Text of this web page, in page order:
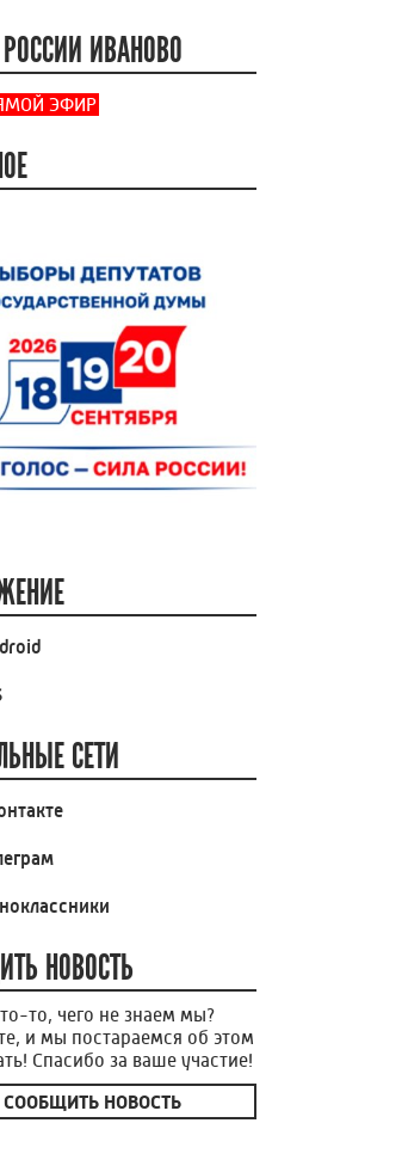
ИВАНОВО
ЭФИР
СЕТИ
НОВОСТЬ
то, чего не знаем мы?
и мы постараемся об этом
Спасибо за ваше участие!
СООБЩИТЬ НОВОСТЬ